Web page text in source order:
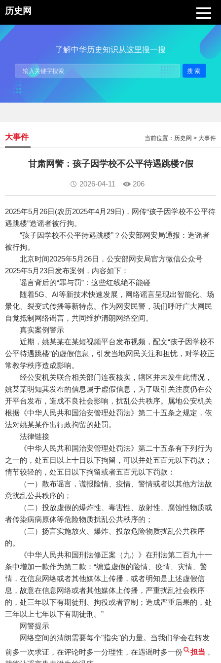
历史网
了解中华历史知识从这里搜一搜
搜索
当前位置： 历史网 > 大事件
大事件
甘肃网警：孩子因学校不公平待遇跳楼?假
2026-04-11 206
2025年5月26日(农历2025年4月29日)，网传“孩子因学校不公平待
遇跳楼”造谣者被行拘。
“孩子因学校不公平待遇跳楼”？公安部网安局通报：造谣者
被行拘。
北京时间2025年5月26日，公安部网安局官方微信公众号
2025年5月23日发布案例，内容如下：
谣言背后的“罪与罚”：这些红线绝不能碰
随着5G、AI等新技术快速发展，网络谣言呈现出智能化、场
景化、裂变式传播等新特点。作为网安民警，我们呼吁广大网民
自觉抵制网络谣言，共同维护清朗网络空间。
真实案例警示
近期，姚某某在某短视频平台发布视频，配文“孩子因学校不
公平待遇跳楼”的虚假信息，引发当地网民关注和担忧，对学校正
常教学秩序造成影响。
经公安机关联合相关部门连夜核实，辖区并未发生此情况，
姚某某明知其发布的信息属于虚假信息，为了吸引关注度仍在公
开平台发布，造成不良社会影响，扰乱公共秩序。属地公安机关
根据《中华人民共和国治安管理处罚法》第二十五条之规定，依
法对姚某某作出行政拘留的处罚。
法律链接
《中华人民共和国治安管理处罚法》第二十五条有下列行为
之一的，处五日以上十日以下拘留，可以并处五百元以下罚款；
情节较轻的，处五日以下拘留或者五百元以下罚款：
（一）散布谣言，谎报险情、疫情、警情或者以其他方法故
意扰乱公共秩序的；
（二）投放虚假的爆炸性、毒害性、放射性、腐蚀性物质或
者传染病病原体等危险物质扰乱公共秩序的；
（三）扬言实施放火、爆炸、投放危险物质扰乱公共秩序
的。
《中华人民共和国刑法修正案（九）》在刑法第二百九十一
条中增加一款作为第二款：“编造虚假的险情、疫情、灾情、警
情，在信息网络或者其他媒体上传播，或者明知是上述虚假信
息，故意在信息网络或者其他媒体上传播，严重扰乱社会秩序
的，处三年以下有期徒刑、拘役或者管制；造成严重后果的，处
三年以上七年以下有期徒刑。”
网警提示
网络空间的清朗需要每个"指尖"的力量。当我们学会在转发
前多一次求证，在评论时多一分理性，在遇谣时多一份
担当 ，